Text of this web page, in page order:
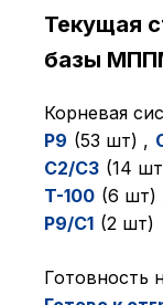
Текущая
базы
Корневая
P9 (53 шт) ,
C2/C3 (14
T-100 (6 шт)
P9/C1 (2 шт)
Готовность